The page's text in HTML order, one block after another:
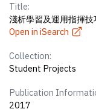
Title:
淺析學習及運用指揮
Open in iSearch
Collection:
Student Projects
Publication
2017